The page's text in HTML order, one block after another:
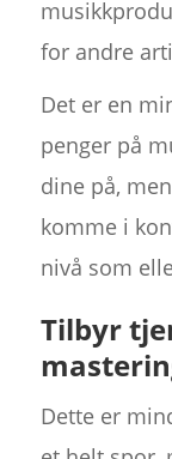
for andre
Det er en
penger på
dine på,
komme i
nivå som
Tilbyr
Dette er